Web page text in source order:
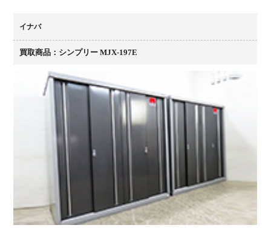
イナバ
買取商品：シンプリー MJX-197E